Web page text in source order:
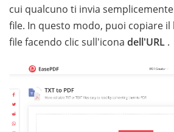
cui qualcuno ti invia
file. In questo modo, puoi copiare il
file facendo clic sull'icona dell'URL .